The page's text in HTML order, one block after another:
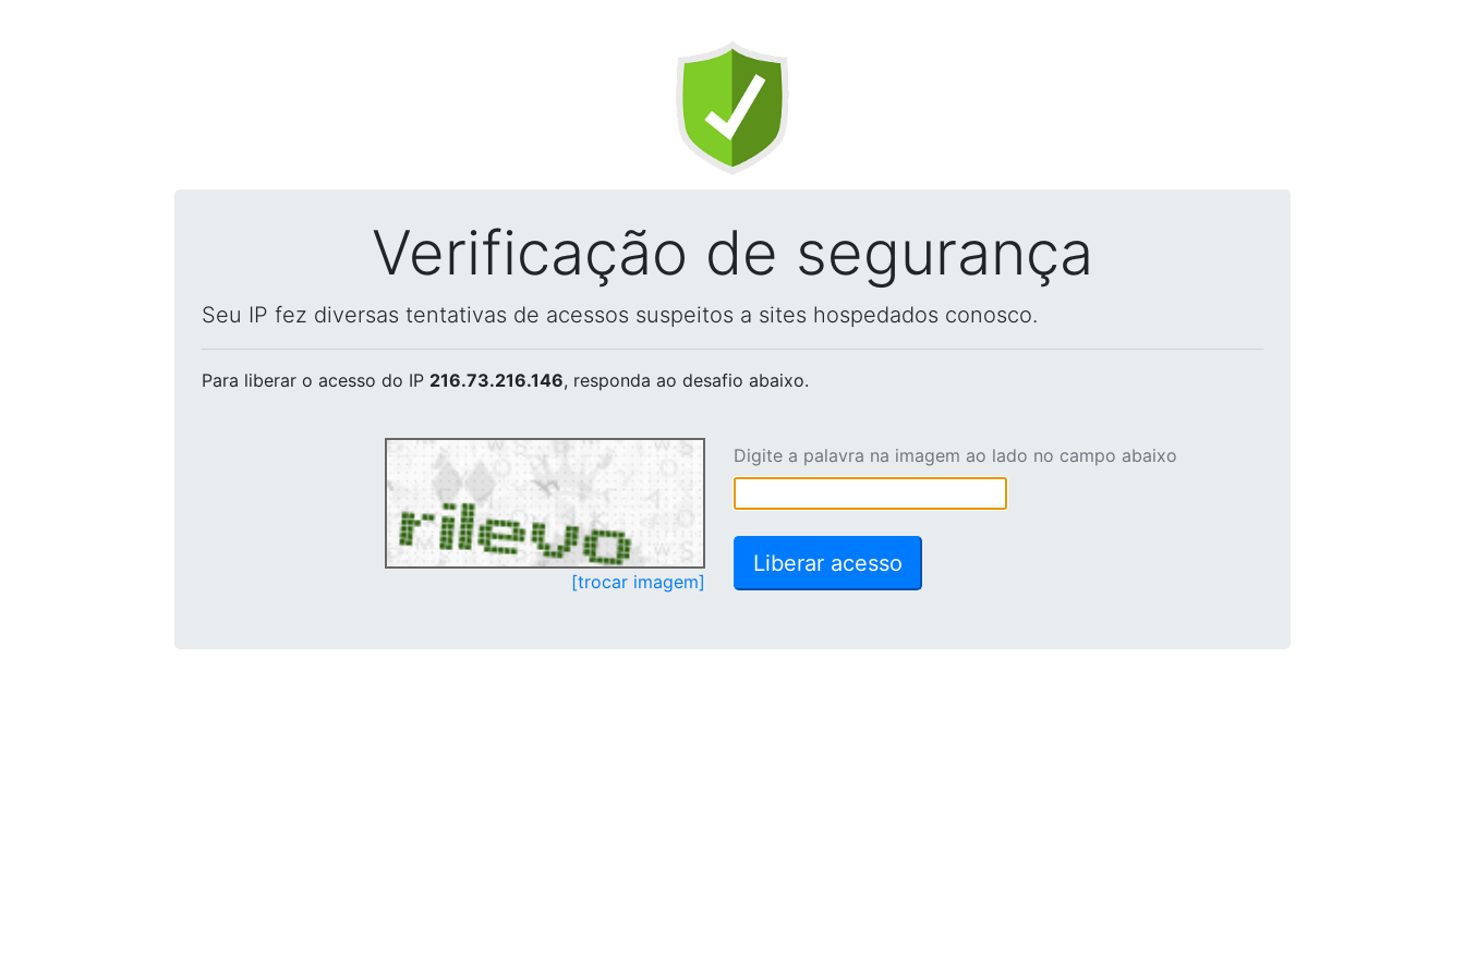
Verificação de segurança
Seu IP fez diversas tentativas de acessos suspeitos a sites hospedados conosco.
Para liberar o acesso do IP 216.73.216.146, responda ao desafio abaixo.
[trocar imagem]
Digite a palavra na imagem ao lado no campo abaixo